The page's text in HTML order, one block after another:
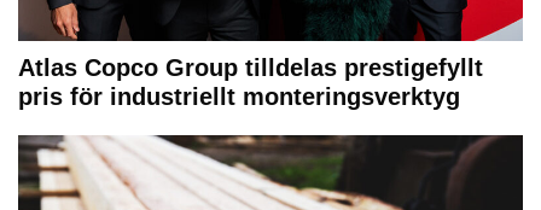
Atlas Copco Group tilldelas prestigefyllt
pris för industriellt monteringsverktyg